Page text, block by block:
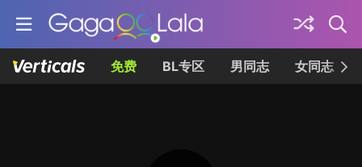
免费 BL专区 男同志 女同志